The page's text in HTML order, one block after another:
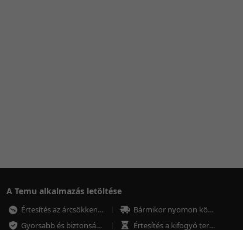
A Temu alkalmazás letöltése
Értesítés az árcsökkenésről
Bármikor nyomon követheted a megrendeléseket
Gyorsabb és biztonságosabb fizetés
Értesítés a kifogyó termékekről